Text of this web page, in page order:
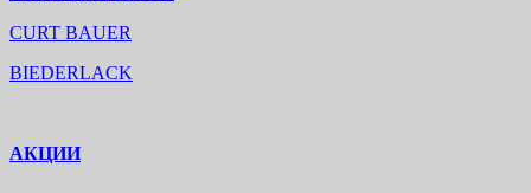
CURT BAUER
BIEDERLACK
АКЦИИ